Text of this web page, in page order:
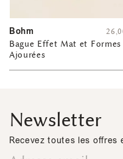
Bohm
Bague Effet Mat et Formes
Ajourées
Newsletter
Recevez toutes les